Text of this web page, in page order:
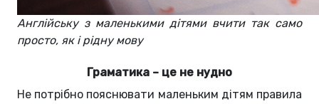
Англійську з маленькими дітями вчити так само
просто, як і рідну мову
Граматика – це не нудно
Не потрібно пояснювати маленьким дітям правила